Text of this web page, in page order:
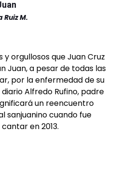
Ruiz M.
orgullosos que Juan Cruz
Juan, a pesar de todas las
por la enfermedad de su
Alfredo Rufino, padre
un reencuentro
sanjuanino cuando fue
en 2013.